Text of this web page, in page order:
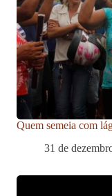
Quem semeia com
31 de